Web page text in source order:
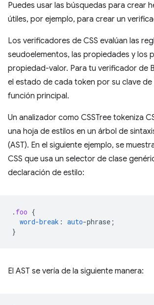
Puedes usar las búsquedas para crear
útiles, por ejemplo, para crear un
Los verificadores de CSS evalúan las
seudoelementos, las propiedades y los
propiedad-valor. Para tu verificador de
el estado de cada token por su clave de
función principal.
Un analizador como CSSTree tokeniza
una hoja de estilos en un árbol de
(AST). En el siguiente ejemplo, se
CSS que usa un selector de clase
declaración de estilo:
. foo {
word-break : auto-phrase ;
}
El AST se vería de la siguiente manera: